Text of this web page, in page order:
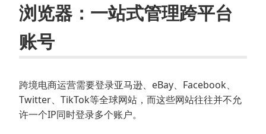
浏览器：一站式管理跨平台
账号
跨境电商运营需要登录亚马逊、eBay、Facebook、
Twitter、TikTok等全球网站，而这些网站往往并不允
许一个IP同时登录多个账户。